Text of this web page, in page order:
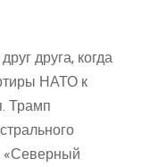
друга, когда
НАТО к
Трамп
«Северный